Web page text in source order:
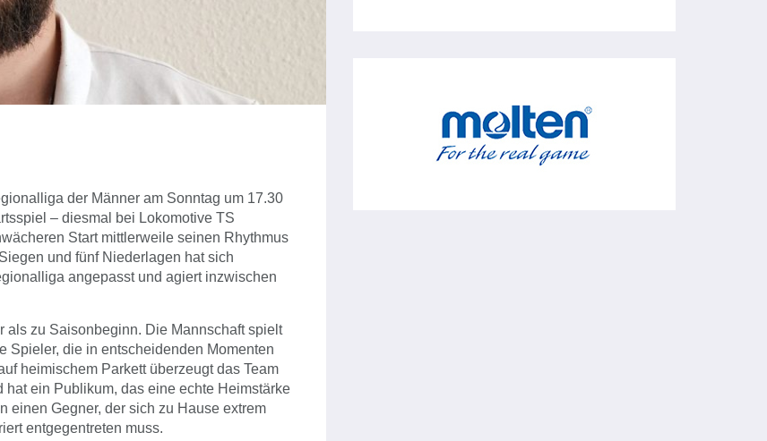
der Männer am Sonntag um 17.30
– diesmal bei Lokomotive TS
Start mittlerweile seinen Rhythmus
und fünf Niederlagen hat sich
angepasst und agiert inzwischen
als zu Saisonbeginn. Die Mannschaft spielt
Spieler, die in entscheidenden Momenten
heimischem Parkett überzeugt das Team
ein Publikum, das eine echte Heimstärke
einen Gegner, der sich zu Hause extrem
entgegentreten muss.